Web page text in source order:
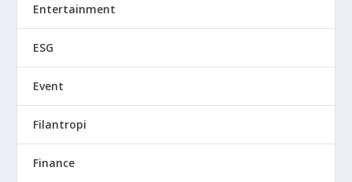
Entertainment
ESG
Event
Filantropi
Finance